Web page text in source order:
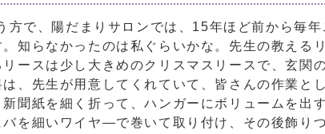
で、陽だまりサロンでは、15年ほど前から毎年
知らなかったのは私ぐらいかな。先生の教える
ースは少し大きめのクリスマスリースで、玄関
、先生が用意してくれていて、皆さんの作業と
聞紙を細く折って、ハンガーにボリュームを出
を細いワイヤ―で巻いて取り付け、その後飾り